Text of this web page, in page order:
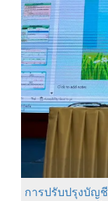
การปรับปรุงบัญ